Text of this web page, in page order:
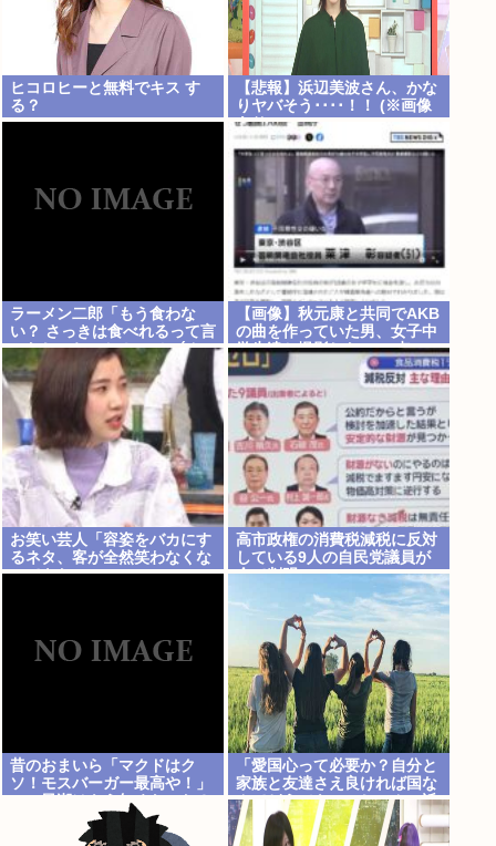
ヒコロヒーと無料でキス す
る？
【悲報】浜辺美波さん、かな
りヤバそう････！！ (※画像
あり)
ラーメン二郎「もう食わな
い？ さっきは食べれるって言
ったじゃねーか！」（ヽ´ん
`）「」 反論できる？
【画像】秋元康と共同でAKB
の曲を作っていた男、女子中
学生達と撮影した1700点の
AVをネットで販売していた
www
お笑い芸人「容姿をバカにす
るネタ、客が全然笑わなくな
ってきた」
高市政権の消費税減税に反対
している9人の自民党議員が
全て判明www
昔のおまいら「マクドはク
ソ！モスバーガー最高や！」
この風潮はもう無くなった？
「愛国心って必要か？自分と
家族と友達さえ良ければ国な
んてどうでもいいじゃん。近
所のコンビニの方がまだ大切
だわ」7万いいね